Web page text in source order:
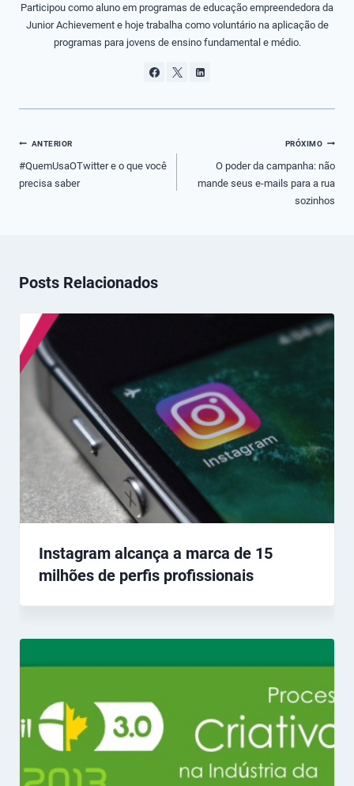
Participou como aluno em programas de educação empreendedora da
Junior Achievement e hoje trabalha como voluntário na aplicação de
programas para jovens de ensino fundamental e médio.
Navegação
de
Post
ANTERIOR
#QuemUsaOTwitter e o que você
precisa saber
PRÓXIMO
O poder da campanha: não
mande seus e-mails para a rua
sozinhos
Posts Relacionados
Instagram alcança a marca de 15
milhões de perfis profissionais